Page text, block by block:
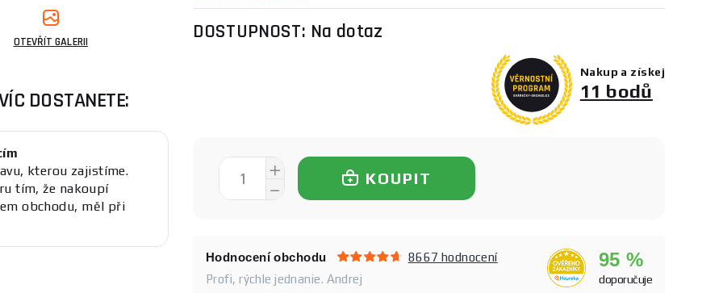
OTEVŘÍT GALERII
DOSTANETE:
kterou zajistíme.
tím, že nakoupí
obchodu, měl při
DOSTUPNOST: Na dotaz
Nakup a získej
11 bodů
KOUPIT
Hodnocení obchodu
8667 hodnocení
Profi, rýchle jednanie. Andrej
95 %
doporučuje